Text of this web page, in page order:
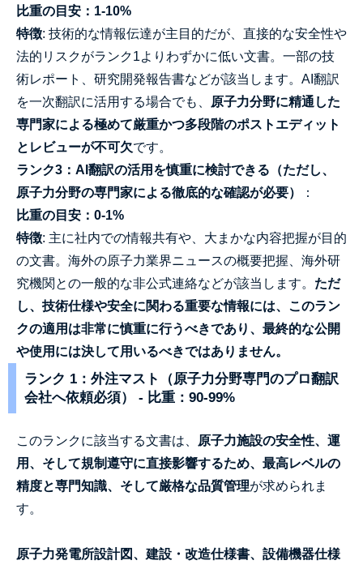
比重の目安：1-10%
特徴: 技術的な情報伝達が主目的だが、直接的な安全性や
法的リスクがランク1よりわずかに低い文書。一部の技
術レポート、研究開発報告書などが該当します。AI翻訳
を一次翻訳に活用する場合でも、
原子力分野に精通した
専門家による極めて厳重かつ多段階のポストエディット
とレビューが不可欠です。
ランク3：AI翻訳の活用を慎重に検討できる（ただし、
原子力分野の専門家による徹底的な確認が必要）
：
比重の目安：0-1%
特徴: 主に社内での情報共有や、大まかな内容把握が目的
の文書。海外の原子力業界ニュースの概要把握、海外研
究機関との一般的な非公式連絡などが該当します。 ただ
し、技術仕様や安全に関わる重要な情報には、このラン
クの適用は非常に慎重に行うべきであり、最終的な公開
や使用には決して用いるべきではありません。
ランク 1：外注マスト（原子力分野専門のプロ翻訳
会社へ依頼必須） - 比重：90-99%
このランクに該当する文書は、
原子力施設の安全性、運
用、そして規制遵守に直接影響するため、最高レベルの
精度と専門知識、そして厳格な品質管理が求められま
す。
原子力発電所設計図、建設・改造仕様書、設備機器仕様